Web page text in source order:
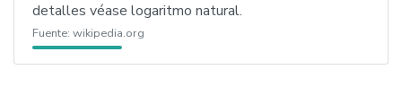
detalles véase logaritmo natural.
Fuente: wikipedia.org